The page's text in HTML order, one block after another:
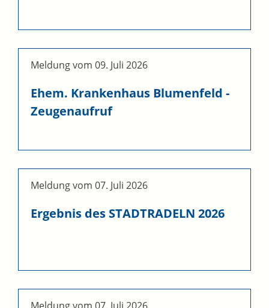
Meldung vom 09. Juli 2026
Ehem. Krankenhaus Blumenfeld -
Zeugenaufruf
Meldung vom 07. Juli 2026
Ergebnis des STADTRADELN 2026